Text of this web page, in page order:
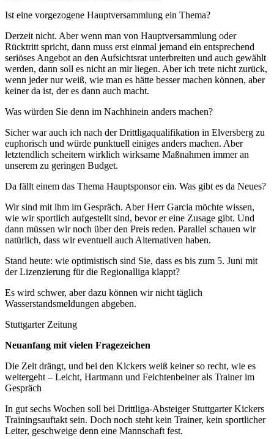
Ist eine vorgezogene Hauptversammlung ein Thema?
Derzeit nicht. Aber wenn man von Hauptversammlung oder
Rücktritt spricht, dann muss erst einmal jemand ein entsprechend
seriöses Angebot an den Aufsichtsrat unterbreiten und auch gewählt
werden, dann soll es nicht an mir liegen. Aber ich trete nicht zurück,
wenn jeder nur weiß, wie man es hätte besser machen können, aber
keiner da ist, der es dann auch macht.
Was würden Sie denn im Nachhinein anders machen?
Sicher war auch ich nach der Drittligaqualifikation in Elversberg zu
euphorisch und würde punktuell einiges anders machen. Aber
letztendlich scheitern wirklich wirksame Maßnahmen immer an
unserem zu geringen Budget.
Da fällt einem das Thema Hauptsponsor ein. Was gibt es da Neues?
Wir sind mit ihm im Gespräch. Aber Herr Garcia möchte wissen,
wie wir sportlich aufgestellt sind, bevor er eine Zusage gibt. Und
dann müssen wir noch über den Preis reden. Parallel schauen wir
natürlich, dass wir eventuell auch Alternativen haben.
Stand heute: wie optimistisch sind Sie, dass es bis zum 5. Juni mit
der Lizenzierung für die Regionalliga klappt?
Es wird schwer, aber dazu können wir nicht täglich
Wasserstandsmeldungen abgeben.
Stuttgarter Zeitung
Neuanfang mit vielen Fragezeichen
Die Zeit drängt, und bei den Kickers weiß keiner so recht, wie es
weitergeht – Leicht, Hartmann und Feichtenbeiner als Trainer im
Gespräch
In gut sechs Wochen soll bei Drittliga-Absteiger Stuttgarter Kickers
Trainingsauftakt sein. Doch noch steht kein Trainer, kein sportlicher
Leiter, geschweige denn eine Mannschaft fest.